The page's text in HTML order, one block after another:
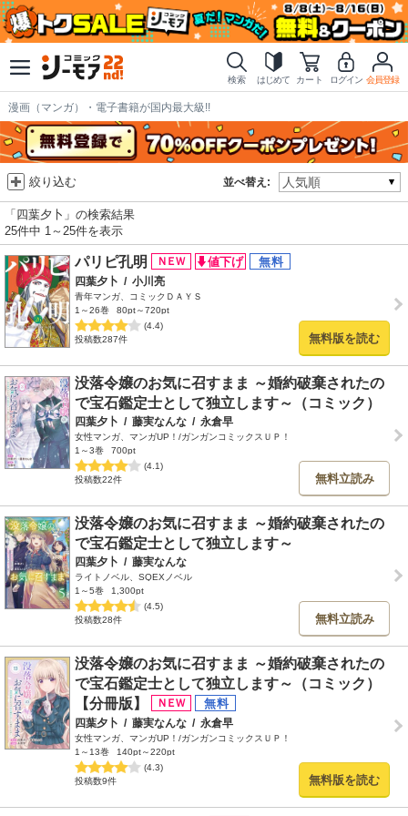
検索 はじめて カート ログイン 会員登録
漫画（マンガ）・電子書籍が国内最大級!!
並べ替え:
絞り込む
「四葉夕卜」の検索結果
25件中 1～25件を表示
パリピ孔明
四葉夕卜 / 小川亮
青年マンガ、コミックＤＡＹＳ
1～26巻
80pt～720pt
(4.4)
投稿数287件
無料版を読む
没落令嬢のお気に召すまま ～婚約破棄されたの
で宝石鑑定士として独立します～（コミック）
四葉夕卜 / 藤実なんな / 永倉早
女性マンガ、マンガUP！/ガンガンコミックスＵＰ！
1～3巻
700pt
(4.1)
投稿数22件
無料立読み
没落令嬢のお気に召すまま ～婚約破棄されたの
で宝石鑑定士として独立します～
四葉夕卜 / 藤実なんな
ライトノベル、SQEXノベル
1～5巻
1,300pt
(4.5)
投稿数28件
無料立読み
没落令嬢のお気に召すまま ～婚約破棄されたの
で宝石鑑定士として独立します～（コミック）
【分冊版】
四葉夕卜 / 藤実なんな / 永倉早
女性マンガ、マンガUP！/ガンガンコミックスＵＰ！
1～13巻
140pt～220pt
(4.3)
投稿数9件
無料版を読む